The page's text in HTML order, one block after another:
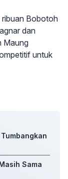
ribuan Bobotoh
dan
Maung
untuk
Sama